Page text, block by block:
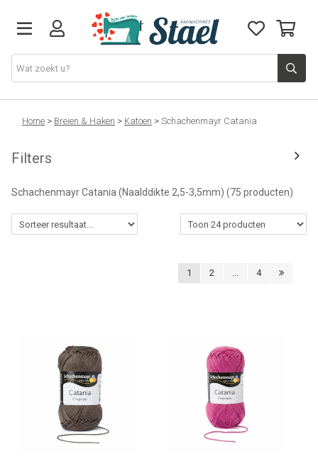
Machines
Accessoires
Naaigaren
Stoffen
Patronen
Breien & Haken
Home > Breien & Haken > Katoen > Schachenmayr Catania
Filters
Schachenmayr Catania (Naalddikte 2,5-3,5mm) (75 producten)
1 2 ... 4